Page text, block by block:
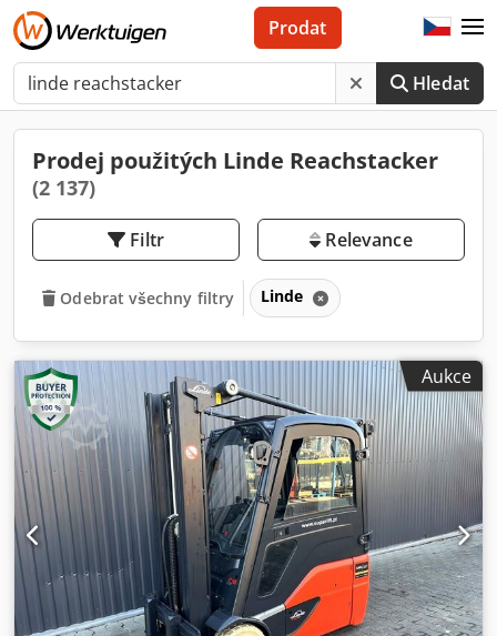
Hledat
Prodat
Prodej použitých Linde Reachstacker
(2 137)
Filtr Relevance
Odebrat všechny filtry Linde
Aukce